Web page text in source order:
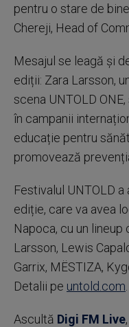
pentru o stare de
Chereji, Head of
Mesajul se leagă și
ediții: Zara Larsson,
scena UNTOLD
în campanii
educație pentru
promovează
Festivalul UNTOLD
ediție, care va avea
Napoca, cu un lineup
Larsson, Lewis
Garrix, MËSTIZA,
Detalii pe untold.com
Ascultă Digi FM Live